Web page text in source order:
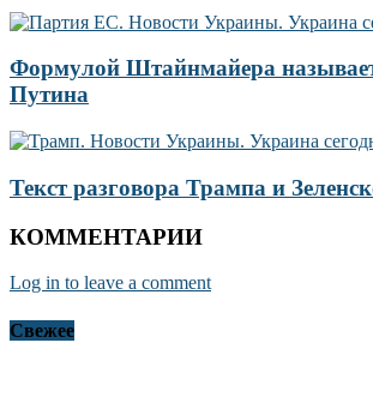
Формулой Штайнмайера
Путина
Текст разговора Трампа и
КОММЕНТАРИИ
Log in to leave a comment
Свежее